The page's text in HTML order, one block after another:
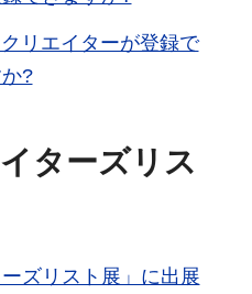
リエイターが登録で
?
ターズリス
ズリスト展」に出展